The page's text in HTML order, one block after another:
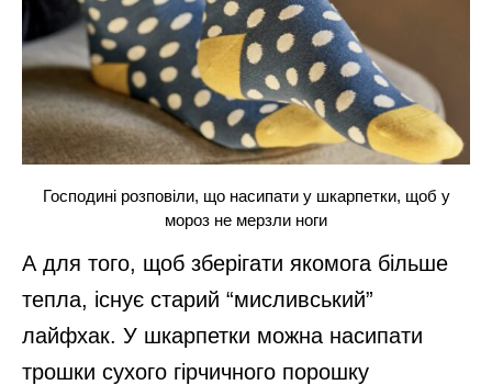
Господині розповіли, що насипати у шкарпетки, щоб у
мороз не мерзли ноги
А для того, щоб зберігати якомога більше
тепла, існує старий “мисливський”
лайфхак. У шкарпетки можна насипати
трошки сухого гірчичного порошку